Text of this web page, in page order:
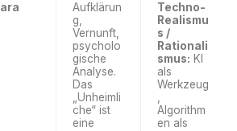
Aufklärun
g,
Vernunft,
psycholo
gische
Analyse.
Das
„Unheimli
che“ ist
eine
Techno-
Realismu
s /
Rationali
smus: KI
als
Werkzeug
,
Algorithm
en als